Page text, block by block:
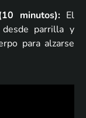
minutos):El
parrilla y
para alzarse